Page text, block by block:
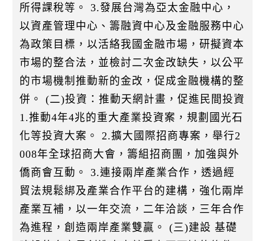
所得課稅等。 3.發展台灣為亞太金融中心，
以資產管理中心、籌融資中心及金融服務中心
為政策目標，以活絡我國金融市場，研擬資本
市場的整合法，並檢討二次金改缺失，以公平
的市場機制推動新的金改，促成金融機構的整
併。 (二)投資：推動天網計畫，促進民間投資
1.推動4年4兆的重大產業投資案，規劃國光石
化等投資大案。 2.擴大國際招商專案，舉行2
008年全球招商大會，籌組招商團，加強與外
僑商會互動。 3.連接兩岸產業合作，透過經
貿法規鬆綁及產業合作平台的建構，強化兩岸
產業互補，以一年交流，二年洽談，三年合作
為進程，創造兩岸產業雙贏。 (三)建設 基礎